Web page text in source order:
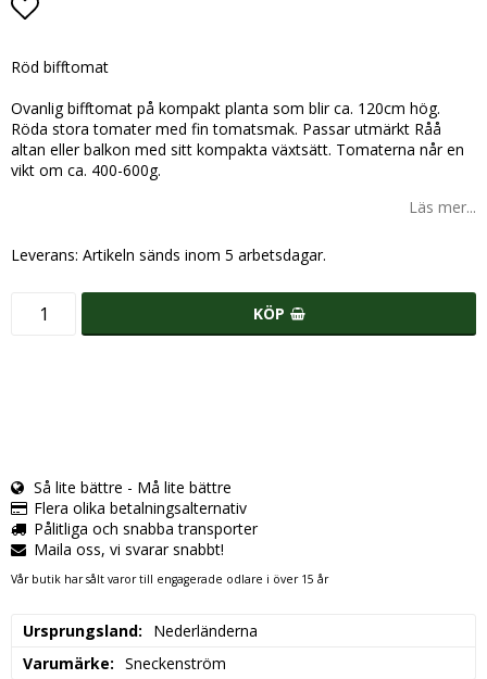
Röd bifftomat
Ovanlig bifftomat på kompakt planta som blir ca. 120cm hög.
Röda stora tomater med fin tomatsmak. Passar utmärkt Råå
altan eller balkon med sitt kompakta växtsätt. Tomaterna når en
vikt om ca. 400-600g.
Läs mer...
Leverans: Artikeln sänds inom 5 arbetsdagar.
KÖP
Så lite bättre - Må lite bättre
Flera olika betalningsalternativ
Pålitliga och snabba transporter
Maila oss, vi svarar snabbt!
Vår butik har sålt varor till engagerade odlare i över 15 år
Ursprungsland
Nederländerna
Varumärke
Sneckenström